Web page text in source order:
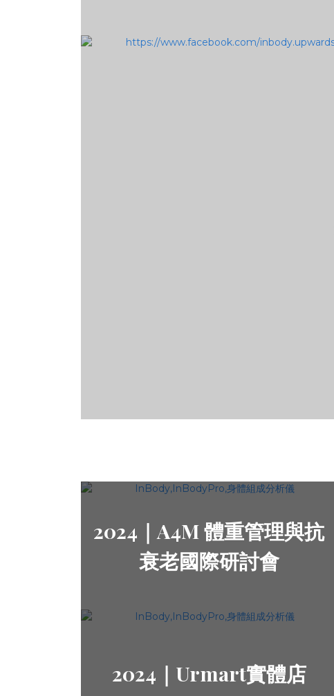
2024｜A4M 體重管理與抗
衰老國際研討會
2024｜Urmart實體店